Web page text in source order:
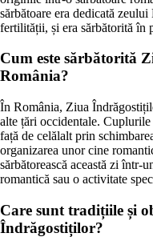
sărbătoare era dedicată
fertilității, și era sărbătorită în
Cum este sărbătorită
România?
În România, Ziua
alte țări occidentale.
față de celălalt prin
organizarea unor cine
sărbătorească această zi într-
romantică sau o activitate
Care sunt tradițiile și
Îndrăgostiților?